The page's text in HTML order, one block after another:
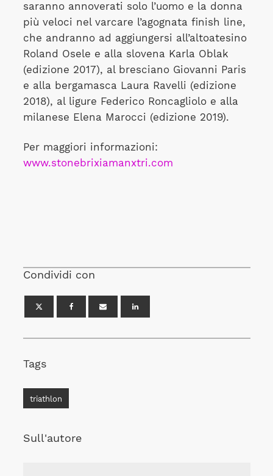
saranno annoverati solo l’uomo e la donna
più veloci nel varcare l’agognata finish line,
che andranno ad aggiungersi all’altoatesino
Roland Osele e alla slovena Karla Oblak
(edizione 2017), al bresciano Giovanni Paris
e alla bergamasca Laura Ravelli (edizione
2018), al ligure Federico Roncagliolo e alla
milanese Elena Marocci (edizione 2019).
Per maggiori informazioni:
www.stonebrixiamanxtri.com
Condividi con
Tags
triathlon
Sull'autore